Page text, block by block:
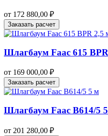
от 172 880,00 ₽
Заказать расчет
Шлагбаум Faac 615
от 169 000,00 ₽
Заказать расчет
Шлагбаум Faac B614/5
от 201 280,00 ₽